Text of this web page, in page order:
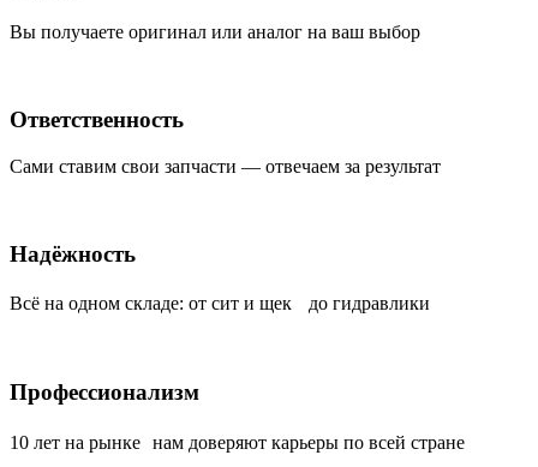
Вы получаете оригинал или аналог на ваш выбор
Ответственность
Сами ставим свои запчасти — отвечаем за результат
Надёжность
Всё на одном складе: от сит и щек до гидравлики
Профессионализм
10 лет на рынке нам доверяют карьеры по всей стране